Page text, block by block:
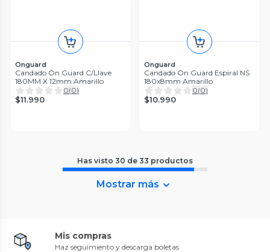
Onguard
Candado On Guard C/Llave
180MM X 12mm Amarillo
0(0)
$11.990
Onguard
Candado On Guard Espiral NS
180x8mm Amarillo
0(0)
$10.990
Has visto 30 de 33 productos
Mostrar más
Mis compras
Haz seguimiento y descarga boletas